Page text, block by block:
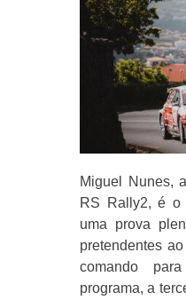
Miguel Nunes,
RS Rally2, é o
uma prova
pretendentes
comando
programa, a